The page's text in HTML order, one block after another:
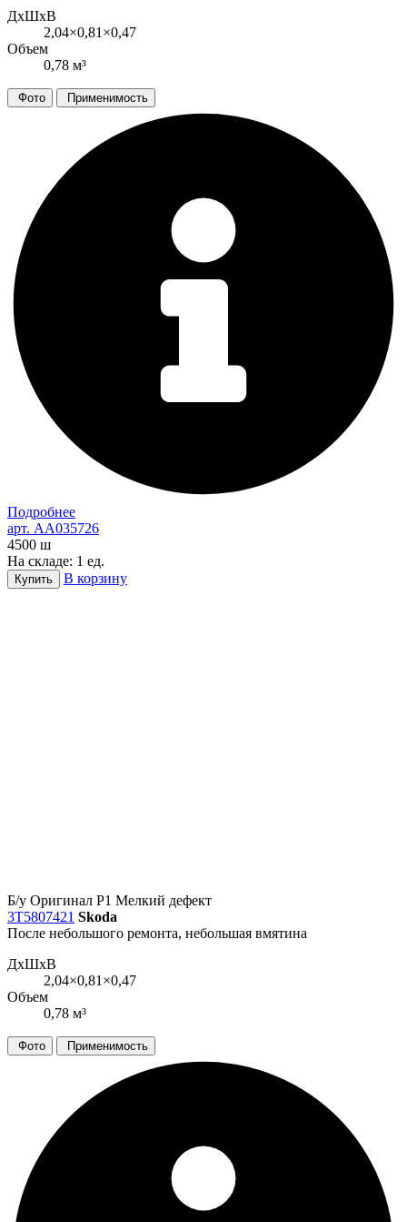
ДxШxВ
2,04×0,81×0,47
Объем
0,78 м³
Фото Применимость
Подробнее
арт. AA035726
4500 ш
На складе: 1 ед.
Купить В корзину
Б/у Оригинал Р1 Мелкий дефект
3T5807421 Skoda
После небольшого ремонта, небольшая вмятина
ДxШxВ
2,04×0,81×0,47
Объем
0,78 м³
Фото Применимость